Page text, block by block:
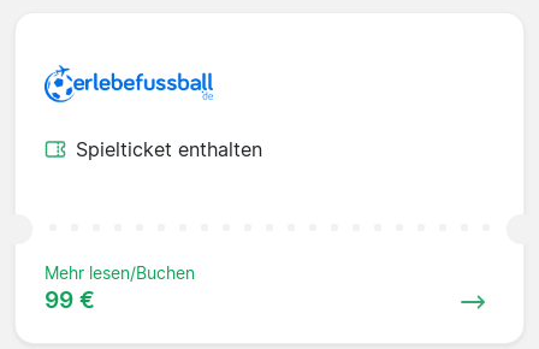
Spielticket enthalten
Mehr lesen/Buchen
99 €